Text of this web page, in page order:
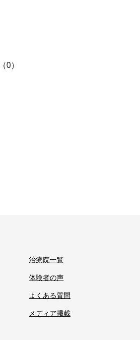
0）
治療院一覧
体験者の声
よくある質問
メディア掲載